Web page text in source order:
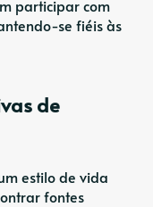
participar com
se fiéis às
de
estilo de vida
fontes